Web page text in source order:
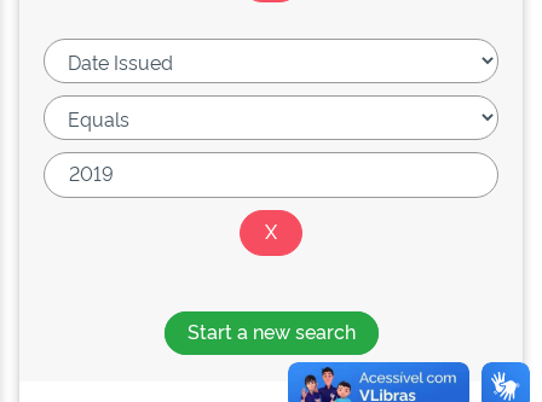
Start a new search